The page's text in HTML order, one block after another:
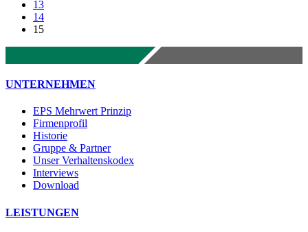
13
14
15
UNTERNEHMEN
EPS Mehrwert Prinzip
Firmenprofil
Historie
Gruppe & Partner
Unser Verhaltenskodex
Interviews
Download
LEISTUNGEN